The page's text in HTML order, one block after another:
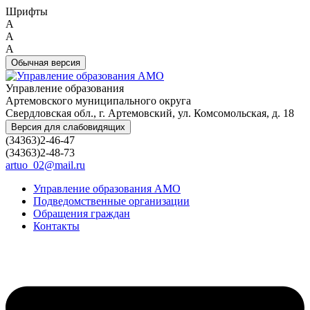
Шрифты
A
A
A
Обычная версия
Управление образования
Артемовского муниципального округа
Свердловская обл., г. Артемовский, ул. Комсомольская, д. 18
Версия для слабовидящих
(34363)2-46-47
(34363)2-48-73
artuo_02@mail.ru
Управление образования АМО
Подведомственные организации
Обращения граждан
Контакты